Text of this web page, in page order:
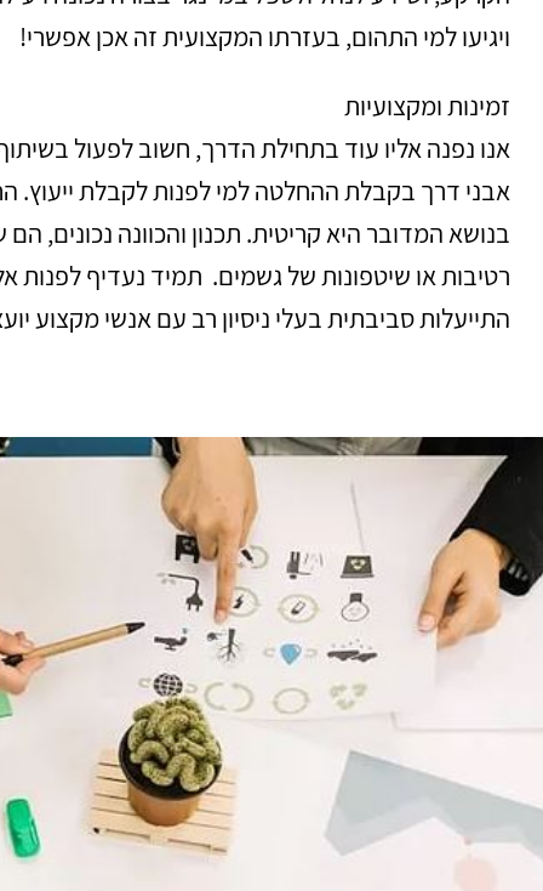
ויגיעו למי התהום, בעזרתו המקצועית זה אכן אפשרי!
זמינות ומקצועיות
אנו נפנה אליו עוד בתחילת הדרך, חשוב לפעול
אבני דרך בקבלת ההחלטה למי לפנות לקבלת ייעוץ.
בנושא המדובר היא קריטית. תכנון והכוונה נכונים,
רטיבות או שיטפונות של גשמים. תמיד נעדיף לפנות
התייעלות סביבתית בעלי ניסיון רב עם אנשי מקצוע